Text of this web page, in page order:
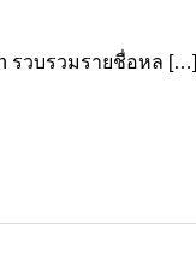
รวบรวมรายชื่อหล […]